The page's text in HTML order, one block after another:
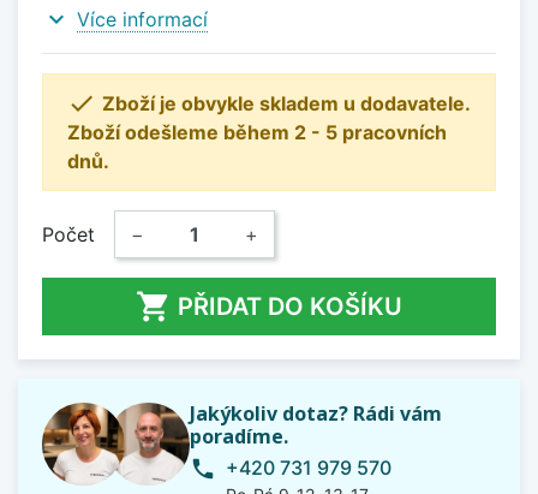
expand_more Více informací
 Zboží je obvykle skladem u dodavatele.
Zboží odešleme během 2 - 5 pracovních
dnů.
Počet − +
 PŘIDAT DO KOŠÍKU
Jakýkoliv dotaz? Rádi vám
poradíme.
phone +420 731 979 570